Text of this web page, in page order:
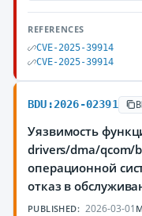
REFERENCES
CVE-2025-39914
CVE-2025-39914
BDU:2026-02391
Уязвимость
drivers/dma/qcom/
операционной
отказ в
PUBLISHED: 2026-03-01